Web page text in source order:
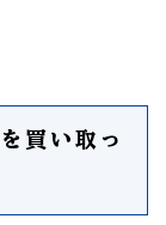
買い取っ